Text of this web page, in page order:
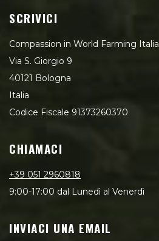
SCRIVICI
Compassion in World Farming Italia
Via S. Giorgio 9
40121 Bologna
Italia
Codice Fiscale 91373260370
CHIAMACI
+39 051 2960818
9:00-17:00 dal Lunedì al Venerdì
INVIACI UNA EMAIL